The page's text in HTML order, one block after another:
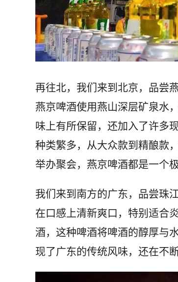
再往北，我们来到北京，品尝
燕京啤酒使用燕山深层矿泉水
味上有所保留，还加入了许多
种类繁多，从大众款到精酿款
举办聚会，燕京啤酒都是一个
我们来到南方的广东，品尝珠
在口感上清新爽口，特别适合
酒，这种啤酒将啤酒的醇厚与
现了广东的传统风味，还在不